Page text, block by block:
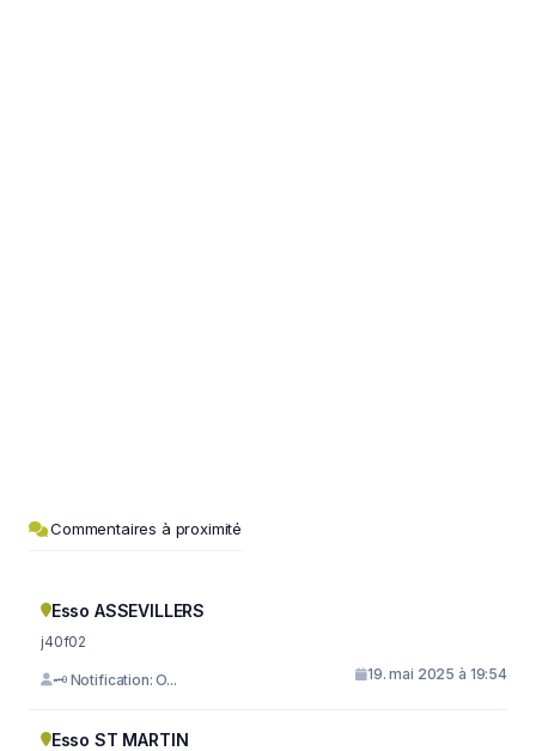
Commentaires à proximité
Esso ASSEVILLERS
j40f02
🗝 Notification: O... 19. mai 2025 à 19:54
Esso ST MARTIN